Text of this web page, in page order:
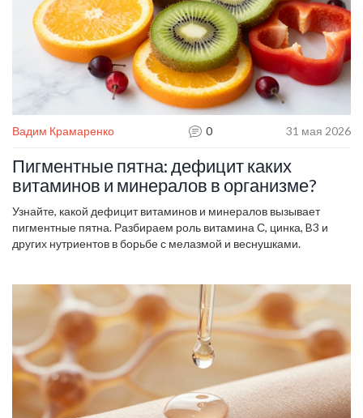
Вадим Крамаренко 0 31 мая 2026
Пигментные пятна: дефицит каких
витаминов и минералов в организме?
Узнайте, какой дефицит витаминов и минералов вызывает
пигментные пятна. Разбираем роль витамина С, цинка, B3 и
других нутриентов в борьбе с мелазмой и веснушками.